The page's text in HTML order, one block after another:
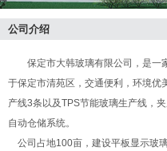
公司介绍
保定市大韩玻璃有限公司，是一
于保定市清苑区，交通便利，环境优
产线3条以及TPS节能玻璃生产线，
自动仓储系统。
公司占地100亩，建设平板显示玻